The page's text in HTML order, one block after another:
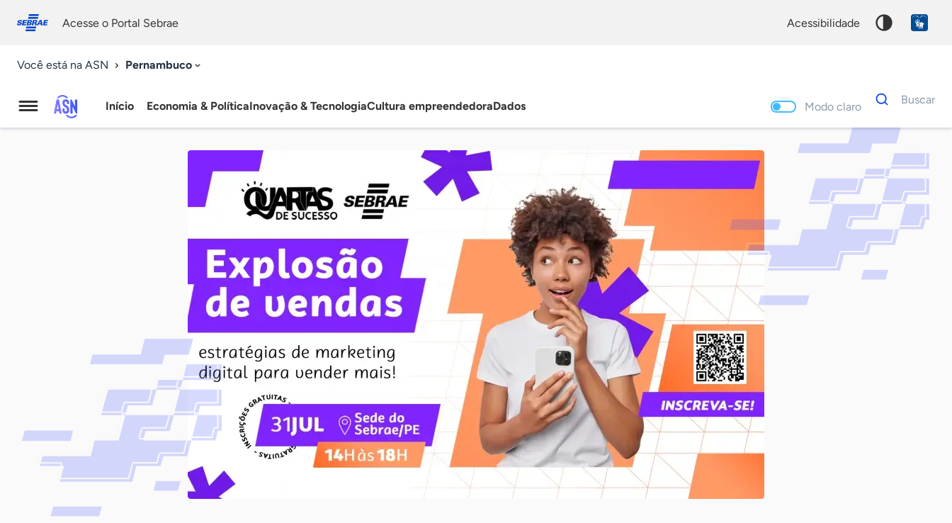
conosco
Acesse o Portal Sebrae acessibilidade
Você está na ASN Pernambuco
Agência
Início Economia & PolíticaInovação & TecnologiaCultura empreendedoraDados Modo claro
Dados
para
Buscar
Palavra
chave